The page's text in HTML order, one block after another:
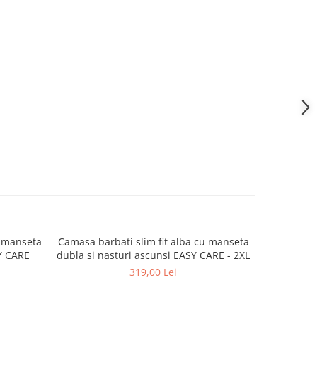
Camasa barbati slim fit alba cu manseta
dubla si nasturi ascunsi EASY CARE - 2XL
319,00 Lei